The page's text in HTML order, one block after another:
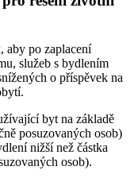
aby po zaplacení
služeb s bydlením
o příspěvek na
byt na základě
posuzovaných osob)
nižší než částka
osob).